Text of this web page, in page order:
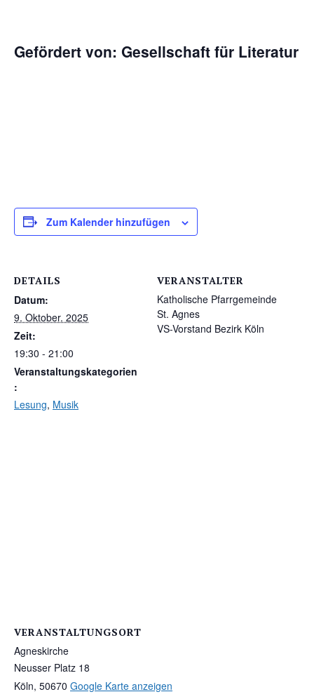
Gefördert von: Gesellschaft für Literatur
Zum Kalender hinzufügen
DETAILS
Datum:
9. Oktober. 2025
Zeit:
19:30 - 21:00
Veranstaltungskategorien
:
Lesung, Musik
VERANSTALTER
Katholische Pfarrgemeinde
St. Agnes
VS-Vorstand Bezirk Köln
VERANSTALTUNGSORT
Agneskirche
Neusser Platz 18
Köln, 50670 Google Karte anzeigen